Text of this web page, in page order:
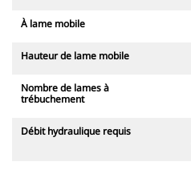
À lame mobile
Hauteur de lame mobile
Nombre de lames à
trébuchement
Débit hydraulique requis